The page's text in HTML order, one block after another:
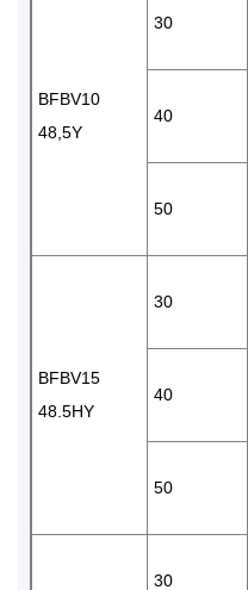
BFBV10
48,5Y
30
40
50
BFBV15
48.5HY
30
40
50
30